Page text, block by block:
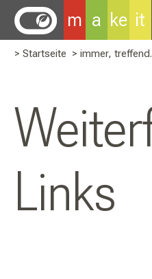
m a ke it
> Startseite > immer, treffend.
Links